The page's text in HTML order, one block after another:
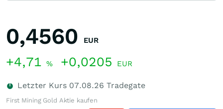
0,4560 EUR
+4,71 % +0,0205 EUR
Letzter Kurs 07.08.26 Tradegate
First Mining Gold Aktie kaufen